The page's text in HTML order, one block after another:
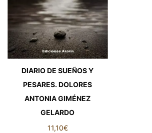
DIARIO DE SUEÑOS Y
PESARES. DOLORES
ANTONIA GIMÉNEZ
GELARDO
11,10€